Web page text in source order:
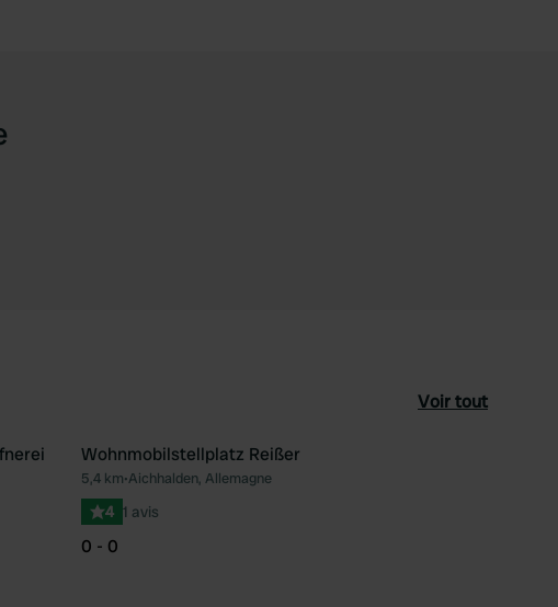
Voir tout
Préféré
Wohnmobilstellplatz Reißer
5,4 km•Aichhalden, Allemagne
4 1 avis
0 - 0